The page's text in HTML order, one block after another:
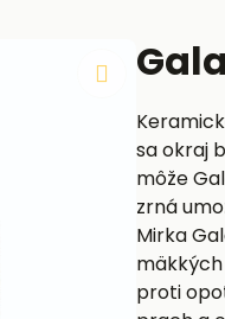
sa okraj
môže
zrná
Mirka
proti